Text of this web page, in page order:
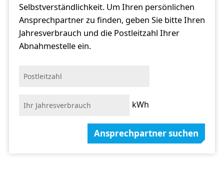
Selbstverständlichkeit. Um Ihren persönlichen
Ansprechpartner zu finden, geben Sie bitte Ihren
Jahresverbrauch und die Postleitzahl Ihrer
Abnahmestelle ein.
kWh
Ansprechpartner suchen